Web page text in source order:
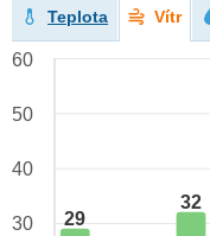
Teplota Vítr
29
32
60
50
40
30